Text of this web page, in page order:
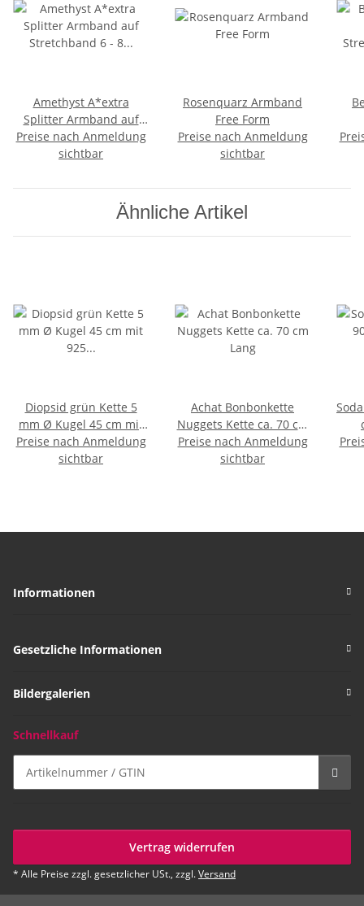
Amethyst A*extra
Splitter Armband auf
Stretchband 6 - 8 mm,
19 - 20 cm lang
Preise nach Anmeldung
sichtbar
Rosenquarz Armband
Free Form
Preise nach Anmeldung
sichtbar
Ähnliche Artikel
Diopsid grün Kette 5
mm Ø Kugel 45 cm mit
925 er Silber Verschluss
Preise nach Anmeldung
sichtbar
Achat Bonbonkette
Nuggets Kette ca. 70 cm
Lang
Preise nach Anmeldung
sichtbar
Informationen
Gesetzliche Informationen
Bildergalerien
Schnellkauf
Vertrag widerrufen
* Alle Preise zzgl. gesetzlicher USt., zzgl.Versand